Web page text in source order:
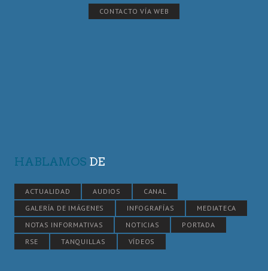
CONTACTO VÍA WEB
HABLAMOS DE
ACTUALIDAD AUDIOS
CANAL
GALERÍA DE IMÁGENES
INFOGRAFÍAS
MEDIATECA
NOTAS INFORMATIVAS
NOTICIAS
PORTADA
RSE
TANQUILLAS VÍDEOS